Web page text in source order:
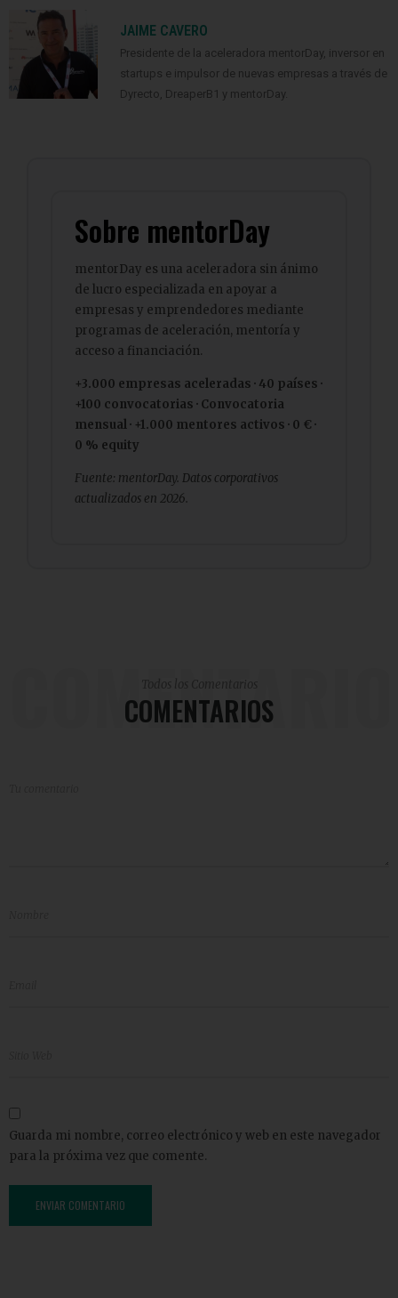
JAIME CAVERO
Presidente de la aceleradora mentorDay, inversor en
startups e impulsor de nuevas empresas a través de
Dyrecto, DreaperB1 y mentorDay.
Sobre mentorDay
mentorDay es una aceleradora sin ánimo
de lucro especializada en apoyar a
empresas y emprendedores mediante
programas de aceleración, mentoría y
acceso a financiación.
+3.000 empresas aceleradas · 40 países ·
+100 convocatorias · Convocatoria
mensual · +1.000 mentores activos · 0 € ·
0 % equity
Fuente: mentorDay. Datos corporativos
actualizados en 2026.
COMENTARIOS
Guarda mi nombre, correo electrónico y web en este navegador
para la próxima vez que comente.